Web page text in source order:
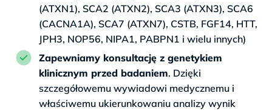
(ATXN1), SCA2 (ATXN2), SCA3 (ATXN3), SCA6
(CACNA1A), SCA7 (ATXN7), CSTB, FGF14, HTT,
JPH3, NOP56, NIPA1, PABPN1 i wielu innych)
Zapewniamy konsultację z genetykiem
klinicznym przed badaniem. Dzięki
szczegółowemu wywiadowi medycznemu i
właściwemu ukierunkowaniu analizy wynik